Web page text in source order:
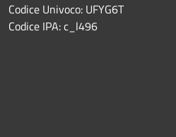
Codice Univoco: UFYG6T
Codice IPA: c_l496